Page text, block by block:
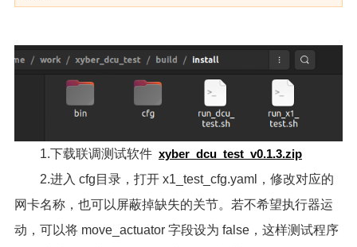
1.下载联调测试软件 xyber_dcu_test_v0.1.3.zip
2.进入 cfg目录，打开 x1_test_cfg.yaml，修改对应的
网卡名称，也可以屏蔽掉缺失的关节。若不希望执行器运
动，可以将 move_actuator 字段设为 false，这样测试程序